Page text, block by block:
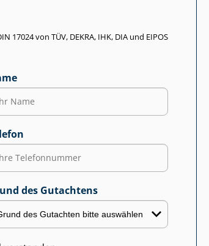
von TÜV, DEKRA, IHK, DIA und EIPOS
des Gutachtens